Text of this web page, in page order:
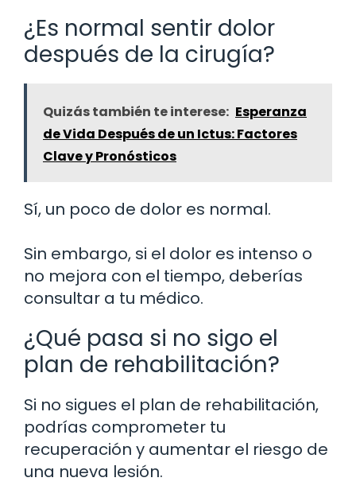
¿Es normal sentir dolor
después de la cirugía?
Quizás también te interese: Esperanza
de Vida Después de un Ictus: Factores
Clave y Pronósticos
Sí, un poco de dolor es normal.
Sin embargo, si el dolor es intenso o
no mejora con el tiempo, deberías
consultar a tu médico.
¿Qué pasa si no sigo el
plan de rehabilitación?
Si no sigues el plan de rehabilitación,
podrías comprometer tu
recuperación y aumentar el riesgo de
una nueva lesión.